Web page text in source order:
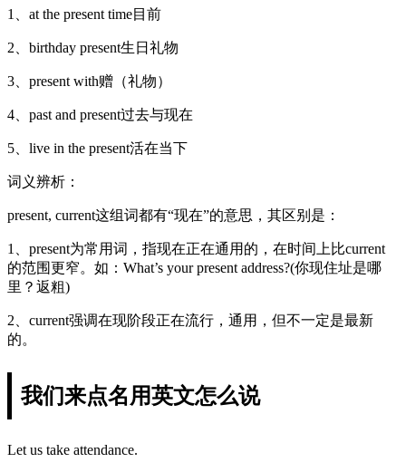
1、at the present time目前
2、birthday present生日礼物
3、present with赠（礼物）
4、past and present过去与现在
5、live in the present活在当下
词义辨析：
present, current这组词都有“现在”的意思，其区别是：
1、present为常用词，指现在正在通用的，在时间上比current
的范围更窄。如：What’s your present address?(你现住址是哪
里？返粗)
2、current强调在现阶段正在流行，通用，但不一定是最新
的。
我们来点名用英文怎么说
Let us take attendance.